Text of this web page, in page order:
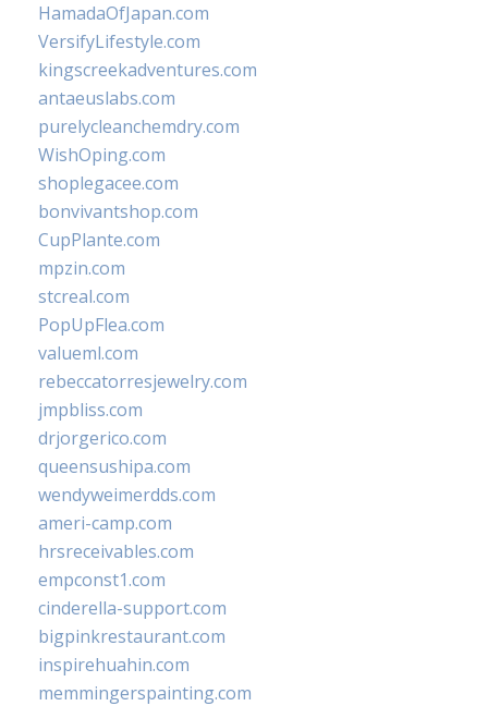
HamadaOfJapan.com
VersifyLifestyle.com
kingscreekadventures.com
antaeuslabs.com
purelycleanchemdry.com
WishOping.com
shoplegacee.com
bonvivantshop.com
CupPlante.com
mpzin.com
stcreal.com
PopUpFlea.com
valueml.com
rebeccatorresjewelry.com
jmpbliss.com
drjorgerico.com
queensushipa.com
wendyweimerdds.com
ameri-camp.com
hrsreceivables.com
empconst1.com
cinderella-support.com
bigpinkrestaurant.com
inspirehuahin.com
memmingerspainting.com